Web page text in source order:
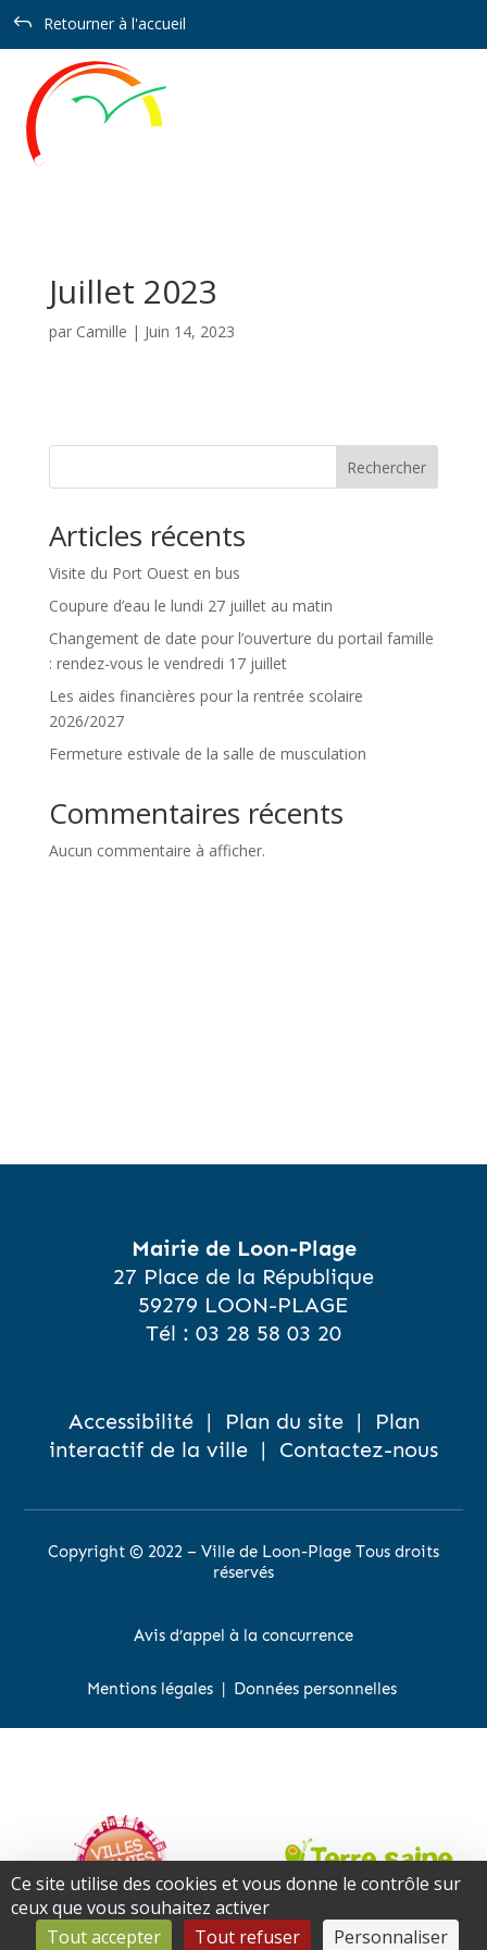
J Retourner à l'accueil
Juillet 2023
par Camille | Juin 14, 2023
Rechercher
Articles récents
Visite du Port Ouest en bus
Coupure d’eau le lundi 27 juillet au matin
Changement de date pour l’ouverture du portail famille
: rendez-vous le vendredi 17 juillet
Les aides financières pour la rentrée scolaire
2026/2027
Fermeture estivale de la salle de musculation
Commentaires récents
Aucun commentaire à afficher.
Mairie de Loon-Plage
27 Place de la République
59279 LOON-PLAGE
Tél : 03 28 58 03 20
Accessibilité| Plan du site|
Plan
interactif de la ville | Contactez-nous
Copyright © 2022 – Ville de Loon-Plage Tous droits
réservés
Avis d’appel à la concurrence
Mentions légales| Données personnelles
Panneau de gestion des cookies
Ce site utilise des cookies et vous donne le contrôle sur
ceux que vous souhaitez activer
Tout accepter
Tout refuser Personnaliser